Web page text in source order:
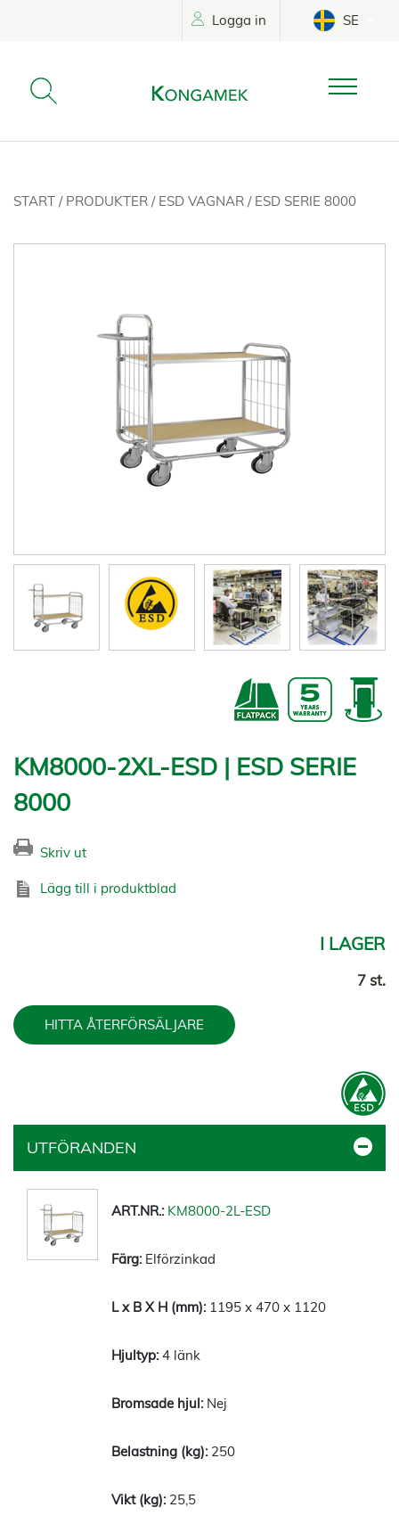
Logga in SE
START / PRODUKTER / ESD VAGNAR / ESD SERIE 8000
KM8000-2XL-ESD | ESD SERIE
8000
Skriv ut
Lägg till i produktblad
I LAGER
7 st.
HITTA ÅTERFÖRSÄLJARE
UTFÖRANDEN
KM8000-2L-ESD
Elförzinkad
1195 x 470 x 1120
4 länk
Nej
250
25,5